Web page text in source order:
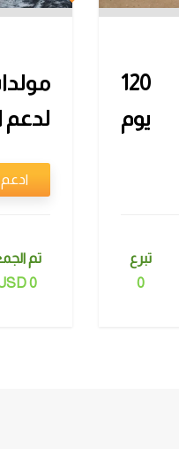
120
يوم
تبرع
0
لدعم
ادعم
تم
0 USD